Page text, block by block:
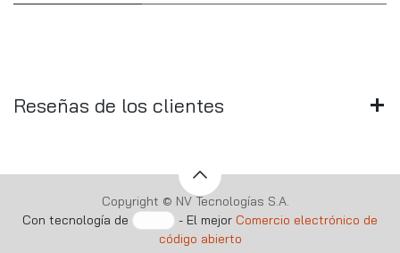
Reseñas de los clientes
Copyright © NV Tecnologías S.A.
Con tecnología de
- El mejor Comercio electrónico de
código abierto